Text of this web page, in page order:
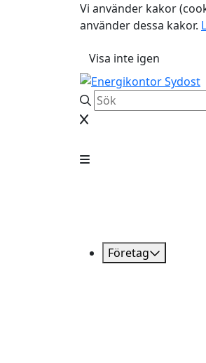
Vi använder kakor
använder dessa kakor.
Visa inte igen
Företag